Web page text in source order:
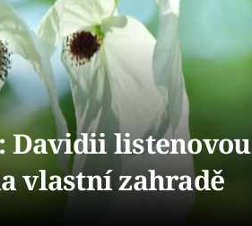
Davidii listenovou
vlastní zahradě